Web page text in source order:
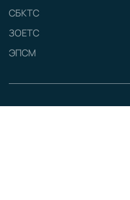
СБКТС
ЗОЕТС
ЭПСМ
Политика